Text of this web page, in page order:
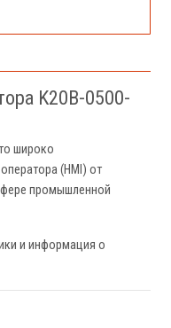
K20B-0500-
широко
(HMI) от
промышленной
и информация о